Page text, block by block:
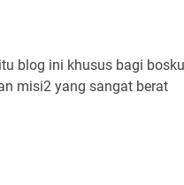
blog ini khusus bagi
misi2 yang sangat berat